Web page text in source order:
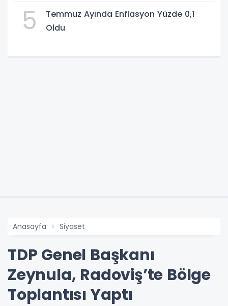
5
Temmuz Ayında Enflasyon Yüzde 0,1
Oldu
Anasayfa Siyaset
TDP Genel Başkanı
Zeynula, Radoviş’te Bölge
Toplantısı Yaptı